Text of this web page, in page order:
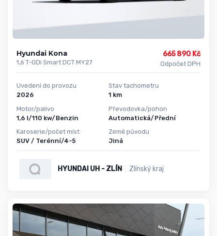
Hyundai Kona
1,6 T-GDi Smart DCT MY27
665 890 Kč
Odpočet DPH
Uvedení do provozu
2026
Motor/palivo
1,6 l/110 kw/Benzin
Karoserie/počet míst
SUV / Terénní/4-5
Stav tachometru
1 km
Převodovka/pohon
Automatická/Přední
Země původu
Jiná
HYUNDAI UH - ZLÍN Zlínský kraj